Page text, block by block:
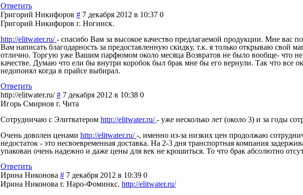
Ответить
Григорий Никифоров # 7 декабря 2012 в 10:37 0
Григорий Никифоров г. Ногинск.
http://elitwater.ru/- спасибо Вам за высокое качество предлагаемой продукции. Мне вас
Вам написать благодарность за предоставленную скидку, т.к. я только открываю
отлично. Торгую уже Вашим парфюмом около месяца Возвратов не было вообще- что
качестве. Думаю что ели бы внутри коробок был брак мне бы его вернули. Так что все
недопонял когда в прайсе выбирал.
Ответить
http://elitwater.ru/# 7 декабря 2012 в 10:38 0
Игорь Смирнов г. Чита
Сотрудничаю с Элитватером http://elitwater.ru/- уже несколько лет (около 3) и за годы
Очень доволен ценами http://elitwater.ru/-, именно из-за низких цен продолжаю
недостаток - это несвоевременная доставка. На 2-3 дня транспортная компания
упакован очень надежно и даже цены для век не крошиться. То что брак абсолютно
Ответить
Ирина Никонова # 7 декабря 2012 в 10:39 0
Ирина Никонова г. Наро-Фоминкс. http://elitwater.ru/